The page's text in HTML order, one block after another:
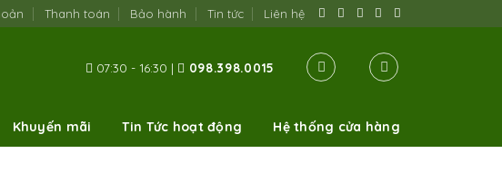
Thanh toán Bảo hành Tin tức Liên hệ
07:30 - 16:30 | 098.398.0015
Khuyến mãi Tin Tức hoạt động Hệ thống cửa hàng